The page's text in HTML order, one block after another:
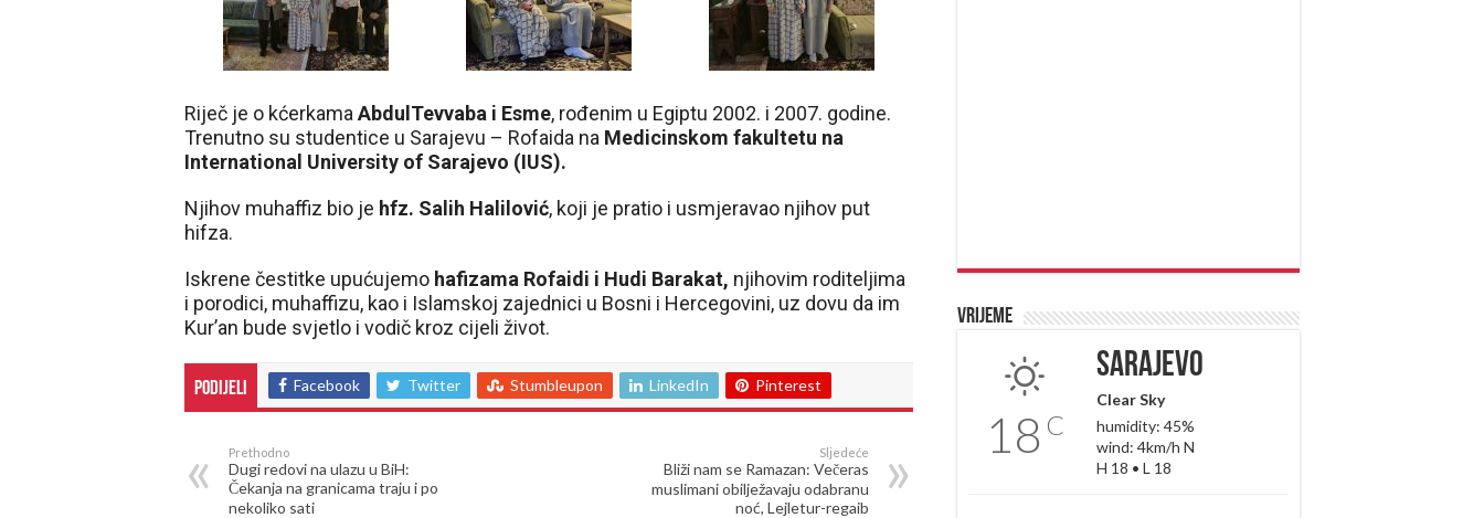
Riječ je o kćerkama AbdulTevvaba i Esme, rođenim u Egiptu 2002. i 2007. godine.
Trenutno su studentice u Sarajevu – Rofaida na Medicinskom fakultetu na
International University of Sarajevo (IUS).
Njihov muhaffiz bio je hfz. Salih Halilović, koji je pratio i usmjeravao njihov put
hifza.
Iskrene čestitke upućujemo hafizama Rofaidi i Hudi Barakat, njihovim roditeljima
i porodici, muhaffizu, kao i Islamskoj zajednici u Bosni i Hercegovini, uz dovu da im
Kur’an bude svjetlo i vodič kroz cijeli život.
Podijeli Facebook Twitter Stumbleupon LinkedIn Pinterest
Prethodno
Dugi redovi na ulazu u BiH:
Čekanja na granicama traju i po
nekoliko sati
Sljedeće
Bliži nam se Ramazan: Večeras
muslimani obilježavaju odabranu
noć, Lejletur-regaib
Vrijeme
18 C
Sarajevo
Clear Sky
humidity: 45%
wind: 4km/h N
H 18 • L 18